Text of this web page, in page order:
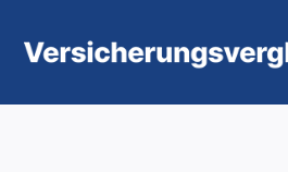
Inhalt